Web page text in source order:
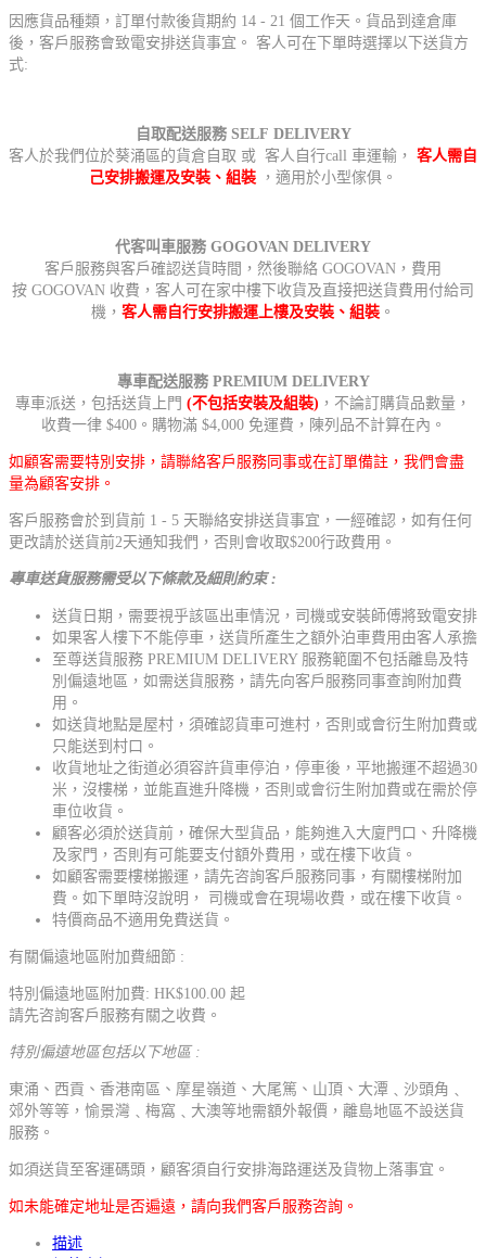
因應貨品種類，訂單付款後貨期約 14 - 21 個工作天。貨品到達倉庫
後，客戶服務會致電安排送貨事宜。 客人可在下單時選擇以下送貨方
式:
自取配送服務 SELF DELIVERY
客人於我們位於葵涌區的貨倉自取 或 客人自行call 車運輸， 客人需自
己安排搬運及安裝、組裝 ，適用於小型傢俱。
代客叫車服務 GOGOVAN DELIVERY
客戶服務與客戶確認送貨時間，然後聯絡 GOGOVAN，費用
按 GOGOVAN 收費，客人可在家中樓下收貨及直接把送貨費用付給司
機， 客人需自行安排搬運上樓及安裝、組裝 。
專車配送服務 PREMIUM DELIVERY
專車派送，包括送貨上門 (不包括安裝及組裝) ，不論訂購貨品數量，
收費一律 $400。購物滿 $4,000 免運費，陳列品不計算在內。
如顧客需要特別安排，請聯絡客戶服務同事或在訂單備註，我們會盡
量為顧客安排。
客戶服務會於到貨前 1 - 5 天聯絡安排送貨事宜，一經確認，如有任何
更改請於送貨前2天通知我們，否則會收取$200行政費用。
專車送貨服務需受以下條款及細則約束 :
送貨日期，需要視乎該區出車情況，司機或安裝師傅將致電安排
如果客人樓下不能停車，送貨所產生之額外泊車費用由客人承擔
至尊送貨服務 PREMIUM DELIVERY 服務範圍不包括離島及特
別偏遠地區，如需送貨服務，請先向客戶服務同事查詢附加費
用。
如送貨地點是屋村，須確認貨車可進村，否則或會衍生附加費或
只能送到村口。
收貨地址之街道必須容許貨車停泊，停車後，平地搬運不超過30
米，沒樓梯，並能直進升降機，否則或會衍生附加費或在需於停
車位收貨。
顧客必須於送貨前，確保大型貨品，能夠進入大廈門口、升降機
及家門，否則有可能要支付額外費用，或在樓下收貨。
如顧客需要樓梯搬運，請先咨詢客戶服務同事，有關樓梯附加
費。如下單時沒說明， 司機或會在現場收費，或在樓下收貨。
特價商品不適用免費送貨。
有關偏遠地區附加費細節 :
特別偏遠地區附加費: HK$100.00 起
請先咨詢客戶服務有關之收費。
特別偏遠地區包括以下地區 :
東涌、西貢、香港南區、摩星嶺道、大尾篤、山頂、大潭﹑沙頭角﹑
郊外等等，愉景灣﹑梅窩﹑大澳等地需額外報價，離島地區不設送貨
服務。
如須送貨至客運碼頭，顧客須自行安排海路運送及貨物上落事宜。
如未能確定地址是否遍遠，請向我們客戶服務咨詢。
描述